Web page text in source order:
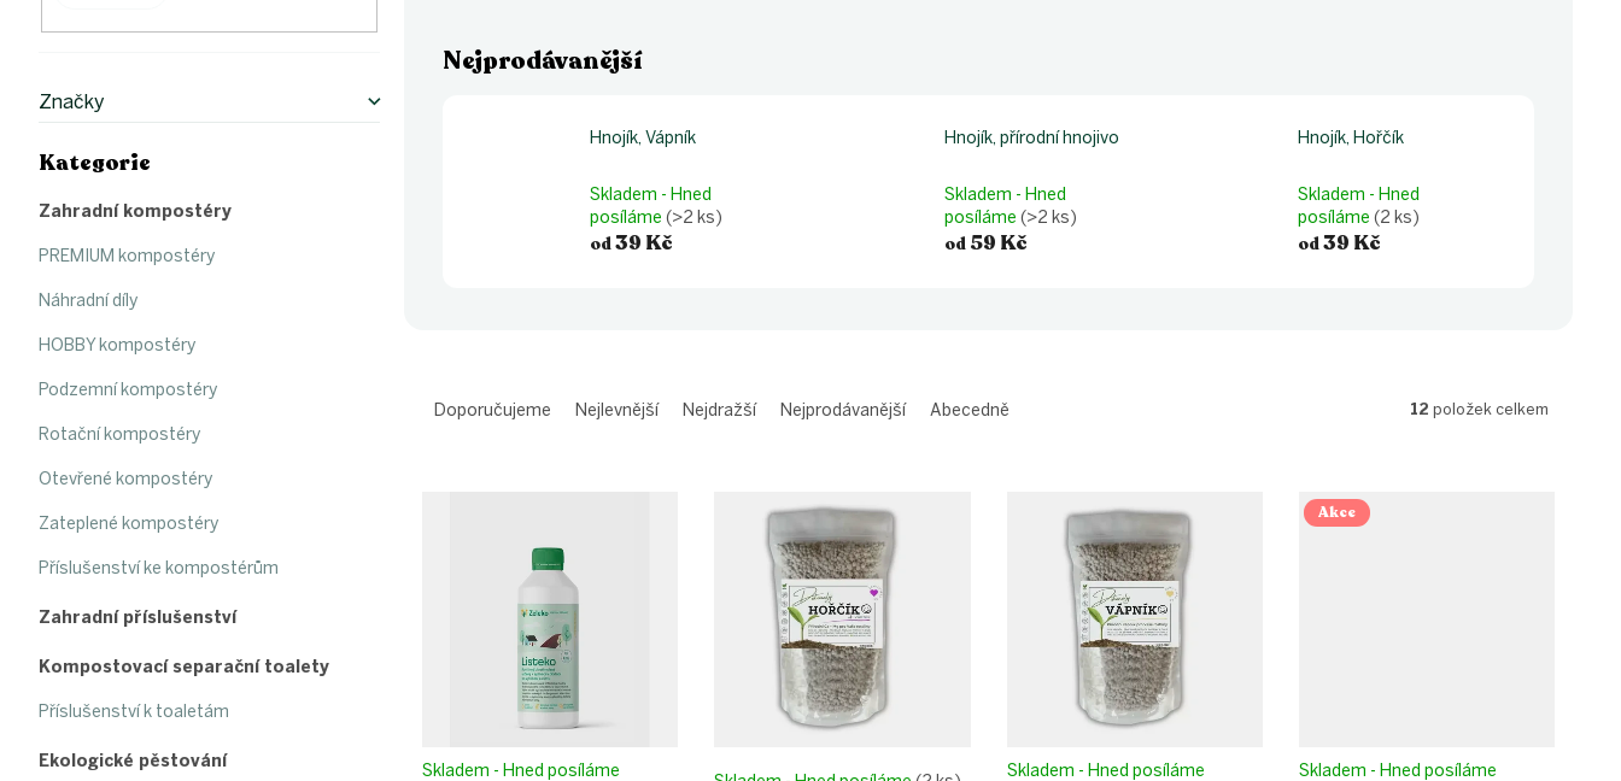
Značky
Přeskočit
Kategorie
Zahradní kompostéry
PREMIUM kompostéry
Náhradní díly
HOBBY kompostéry
Podzemní kompostéry
Rotační kompostéry
Otevřené kompostéry
Zateplené kompostéry
Příslušenství ke kompostérům
Zahradní příslušenství
Kompostovací separační toalety
Příslušenství k toaletám
Ekologické pěstování
Nejprodávanější
Hnojík, Vápník
Skladem - Hned
posíláme (>2 ks)
od39 Kč
Hnojík, přírodní hnojivo
Skladem - Hned
posíláme (>2 ks)
od59 Kč
Hnojík, Hořčík
Skladem - Hned
posíláme(2 ks)
od39 Kč
aDoporučujeme Nejlevnější Nejdražší Nejprodávanější Abecedně 12 položek celkem
Skladem - Hned posíláme
Skladem - Hned posíláme
Akce
Skladem - Hned posíláme